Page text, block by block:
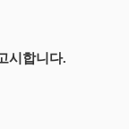
시합니다.